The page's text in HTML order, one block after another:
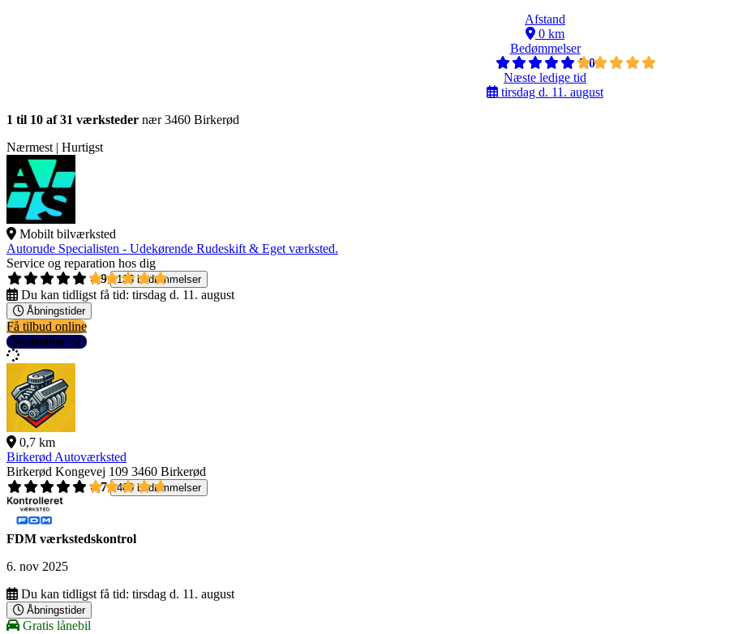
Afstand
0 km
Bedømmelser
5,0
Næste ledige tid
tirsdag d. 11. august
1 til 10 af 31 værksteder nær 3460 Birkerød
Nærmest | Hurtigst
Mobilt bilværksted
Autorude Specialisten - Udekørende Rudeskift & Eget værksted.
Service og reparation hos dig
4,9
135 bedømmelser
Du kan tidligst få tid: tirsdag d. 11. august
Åbningstider
Få tilbud online
Se detaljer
0,7 km
Birkerød Autoværksted
Birkerød Kongevej 109 3460 Birkerød
4,7
400 bedømmelser
FDM værkstedskontrol
6. nov 2025
Du kan tidligst få tid: tirsdag d. 11. august
Åbningstider
Gratis lånebil